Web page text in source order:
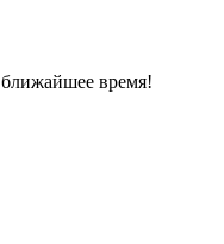
время!